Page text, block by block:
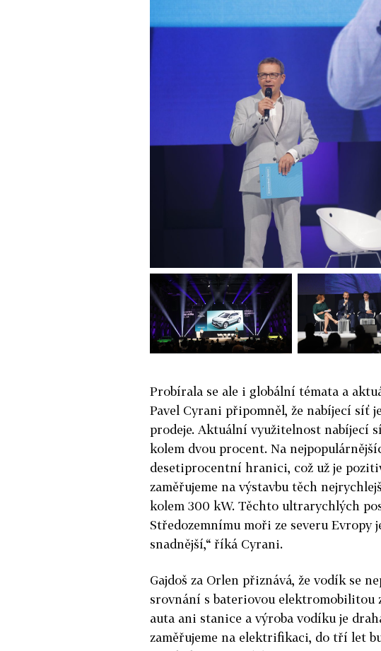
Probírala se ale i globální témata a
Pavel Cyrani připomněl, že nabíjecí síť
prodeje. Aktuální využitelnost nabíjecí
kolem dvou procent. Na
desetiprocentní hranici, což už je
zaměřujeme na výstavbu těch
kolem 300 kW. Těchto ultrarychlých
Středozemnímu moři ze severu Evropy
snadnější,“ říká Cyrani.
Gajdoš za Orlen přiznává, že vodík se
srovnání s bateriovou elektromobilitou
auta ani stanice a výroba vodíku je
zaměřujeme na elektrifikaci, do tří let